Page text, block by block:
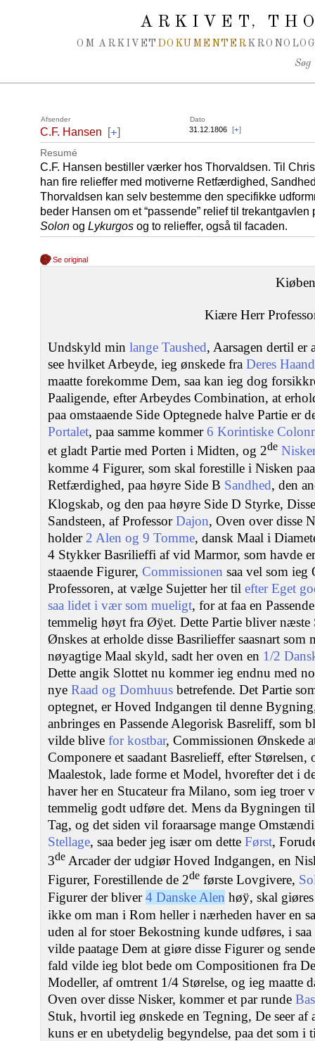
ARKIVET,
OM ARKIVET DOKUMENTER
Søg
Afsender Dato
C.F. Hansen [+] 31.12.1806 [+]
Resumé
C.F. Hansen bestiller værker hos Thorvaldsen. Til
han fire relieffer med motiverne Retfærdighed,
Thorvaldsen kan selv bestemme den specifikke
beder Hansen om et “passende” relief til
Solon og Lykurgos og to relieffer, også til facaden.
Se original
Kiære Herr
Undskyld min lange Taushed, Aarsagen dertil er
see hvilket Arbeyde, ieg ønskede fra Deres Haand
maatte forekomme Dem, saa kan ieg dog
Paaligende, efter Arbeydes Combination, at
paa omstaaende Side Optegnede halve Partie er
Portalet, paa samme kommer6 Korintiske
et gladt Partie med Porten i Midten, og 2de
komme 4 Figurer, som skal forestille i Nisken
Retfærdighed, paa høyre Side B Sandhed, den
Klogskab, og den paa høyre Side D Styrke,
Sandsteen, af ProfessorDajon, Oven over disse
holder 2 Alen og 9 Tomme, dansk Maal i
4 Stykker Basrilieffi af vid Marmor, som havde
staaende Figurer, Commissionen saa vel som ieg
Professoren, at vælge Sujetter her til efter Eget
saa lidet i vær som mueligt, for at faa en
temmelig høyt fra Øÿet. Dette Partie bliver
Ønskes at erholde disse Basrilieffer saasnart som
nøyagtige Maal skyld, sadt her oven en 1/2
Dette angik Slottet nu kommer ieg endnu med
nye Raad og Domhuus betrefende. Det Partie
optegnet, er Hoved Indgangen til denne
anbringes en Passende Alegorisk Basreliff, som
vilde blive for kostbar, Commissionen Ønskede
Componere et saadant Basrelieff, efter
Maalestok, lade forme et Model, hvorefter det i
haver her en Stucateur fra Milano, som ieg troer
temmelig godt udføre det. Mens da Bygningen
Tag, og det siden vil foraarsage mange
Stellage, saa beder jeg især om dette Først,
3de Arcader der udgiør Hoved Indgangen, en
Figurer, Forestillende de 2de første Lovgivere,
Figurer der bliver4 Danske Alen høÿ, skal
ikke om man i Rom heller i nærheden haver en
uden al for stoer Bekostning kunde udføres, i
vilde paatage Dem at giøre disse Figurer og
fald vilde ieg blot bede om Compositionen fra
Modeller, af omtrent 1/4 Størelse, og ieg maatte
Oven over disse Nisker, kommer et par runde
Stuk, hvortil ieg ønskede en Tegning, De seer af
kuns er en ubetydelig begyndelse, paa det som i